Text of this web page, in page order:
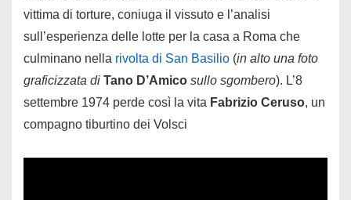
vittima di torture, coniuga il vissuto e l’analisi
sull’esperienza delle lotte per la casa a Roma che
culminano nella rivolta di San Basilio (in alto una foto
graficizzata di Tano D’Amico sullo sgombero). L’8
settembre 1974 perde così la vita Fabrizio Ceruso, un
compagno tiburtino dei Volsci